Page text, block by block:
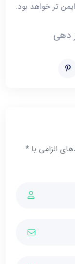
تر خواهد بود.
دهی
الزامی با *